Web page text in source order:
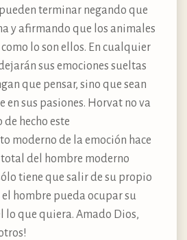
terminar negando que
y afirmando que los animales
lo son ellos. En cualquier
sus emociones sueltas
que pensar, sino que sean
en sus pasiones. Horvat no va
hecho este
moderno de la emoción hace
del hombre moderno
tiene que salir de su propio
hombre pueda ocupar su
lo que quiera. Amado Dios,